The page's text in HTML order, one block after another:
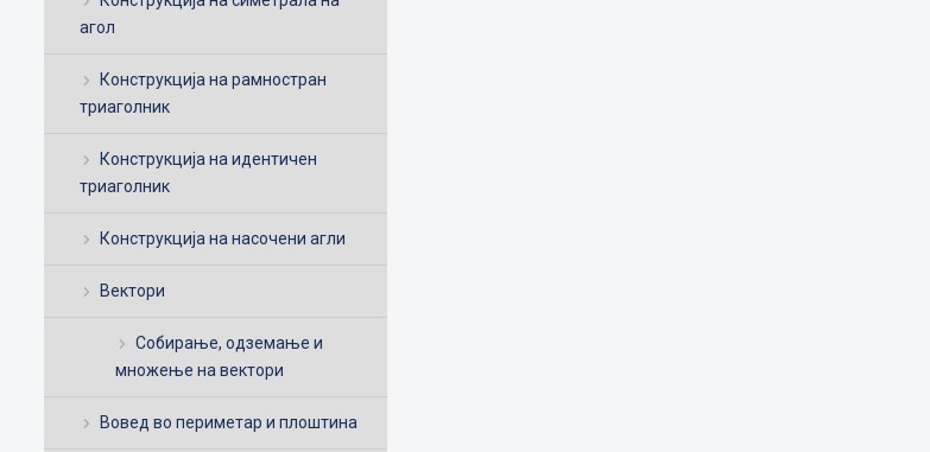
агол
Конструкција на рамностран
триаголник
Конструкција на идентичен
триаголник
Конструкција на насочени агли
Вектори
Собирање, одземање и
множење на вектори
Вовед во периметар и плоштина